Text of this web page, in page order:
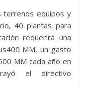
terrenos equipos y
40 plantas para
requerirá una
MM, un gasto
MM cada año en
el directivo